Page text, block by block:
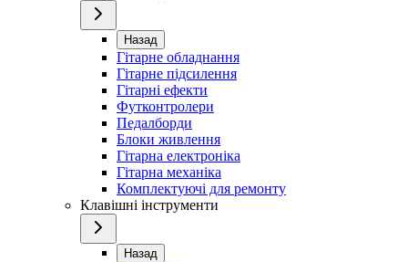
Назад
Гітарне обладнання
Гітарне підсилення
Гітарні ефекти
Футконтролери
Педалборди
Блоки живлення
Гітарна електроніка
Гітарна механіка
Комплектуючі для ремонту
Клавішні інструменти
Назад